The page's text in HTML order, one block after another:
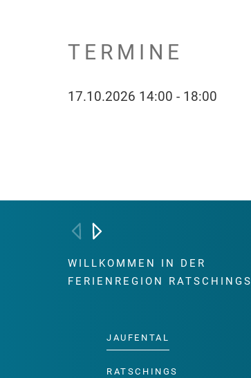
TERMINE
17.10.2026 14:00 - 18:00
WILLKOMMEN IN DER
FERIENREGION RATSCHINGS
JAUFENTAL
RATSCHINGS